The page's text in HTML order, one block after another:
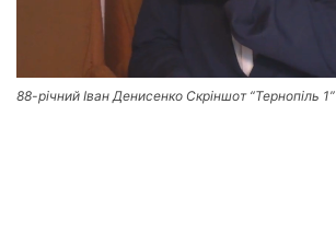
88-річний Іван Денисенко Скріншот “Тернопіль 1”